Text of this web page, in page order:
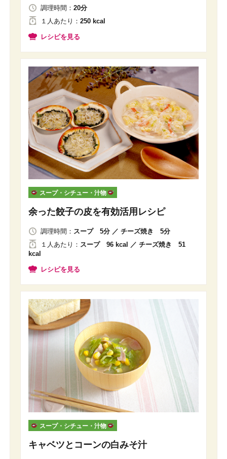
調理時間： 20分
１人 あたり ： 250 kcal
レシピを見る
スープ・シチュー・汁物
余った餃子の皮を有効活用レシピ
調理時間： スープ 5分 ／ チーズ焼き 5分
１人あたり ： スープ 96 kcal ／ チーズ焼き 51
kcal
レシピを見る
スープ・シチュー・汁物
キャベツとコーンの白みそ汁